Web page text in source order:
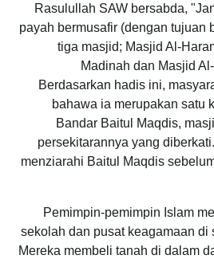
Rasulullah SAW bersabda,
payah bermusafir (dengan tujuan
tiga masjid; Masjid Al-
Madinah dan Masjid
Berdasarkan hadis ini,
bahawa ia merupakan satu
Bandar Baitul Maqdis,
persekitarannya yang
menziarahi Baitul Maqdis
Pemimpin-pemimpin Islam
sekolah dan pusat keagamaan di
Mereka membeli tanah di dalam